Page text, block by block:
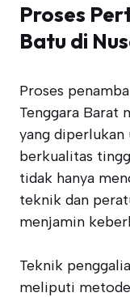
Proses
Batu di
Proses
Tenggara Barat
yang
berkualitas
tidak hanya
teknik dan
menjamin
Teknik
meliputi